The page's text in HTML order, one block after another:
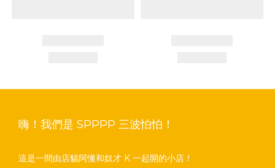
嗨！我們是 SPPPP 三波怕怕！
這是一間由店貓阿懂和奴才 K 一起開的小店！